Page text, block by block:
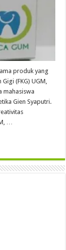
produk yang
(FKG) UGM,
mahasiswa
Gien Syaputri.
…